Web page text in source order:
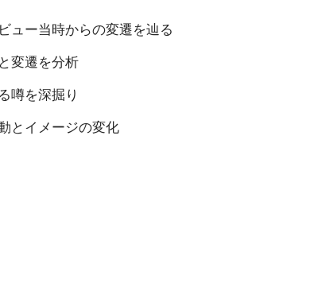
ュー当時からの変遷を辿る
変遷を分析
噂を深掘り
とイメージの変化